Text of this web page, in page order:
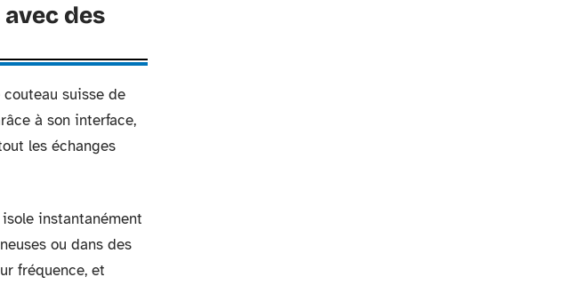
des
suisse de
à son interface,
les échanges
instantanément
ou dans des
fréquence, et